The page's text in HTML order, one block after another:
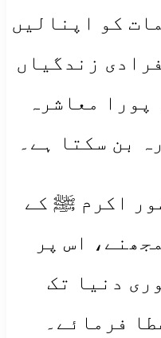
کو اپنالیں
زندگیاں
معاشرہ
بن سکتا ہے۔
اکرم ﷺ کے
اس پر
دنیا تک
فرمائے۔